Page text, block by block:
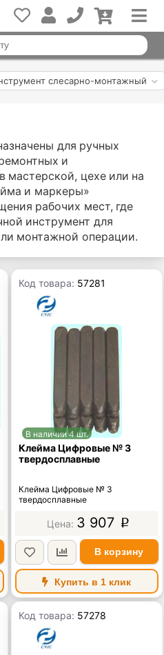
слесарно-монтажный
для ручных
и
мастерской, цехе или на
и маркеры»
рабочих мест, где
инструмент для
монтажной операции.
Код товара: 57281
В наличии 4 шт.
Клейма Цифровые № 3
твердосплавные
Клейма Цифровые № 3
твердосплавные
3 907 p
В корзину
Купить в 1 клик
Код товара: 57278